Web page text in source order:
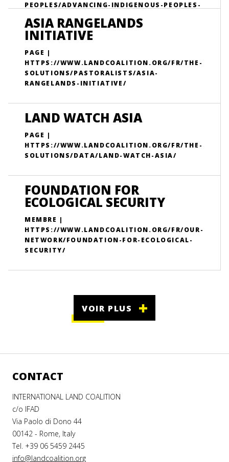
PEOPLES/ADVANCING-INDIGENOUS-PEOPLES-
EVIDENCE-BASED-ADVOCACY/
ASIA RANGELANDS
INITIATIVE
PAGE |
HTTPS://WWW.LANDCOALITION.ORG/FR/THE-
SOLUTIONS/PASTORALISTS/ASIA-
RANGELANDS-INITIATIVE/
LAND WATCH ASIA
PAGE |
HTTPS://WWW.LANDCOALITION.ORG/FR/THE-
SOLUTIONS/DATA/LAND-WATCH-ASIA/
FOUNDATION FOR
ECOLOGICAL SECURITY
MEMBRE |
HTTPS://WWW.LANDCOALITION.ORG/FR/OUR-
NETWORK/FOUNDATION-FOR-ECOLOGICAL-
SECURITY/
VOIR PLUS
CONTACT
INTERNATIONAL LAND COALITION
c/o IFAD
Via Paolo di Dono 44
00142 - Rome, Italy
Tel. +39 06 5459 2445
info@landcoalition.org